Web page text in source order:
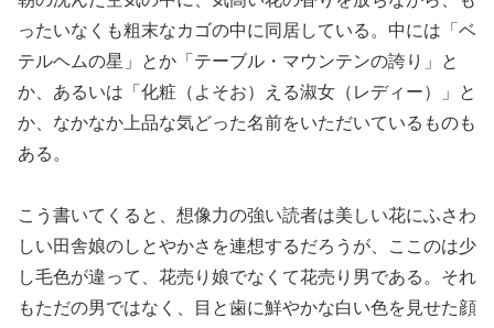
ったいなくも粗末なカゴの中に同居している。中には「ベ
テルヘムの星」とか「テーブル・マウンテンの誇り」と
か、あるいは「化粧（よそお）える淑女（レディー）」と
か、なかなか上品な気どった名前をいただいているものも
ある。
こう書いてくると、想像力の強い読者は美しい花にふさわ
しい田舎娘のしとやかさを連想するだろうが、ここのは少
し毛色が違って、花売り娘でなくて花売り男である。それ
もただの男ではなく、目と歯に鮮やかな白い色を見せた顔